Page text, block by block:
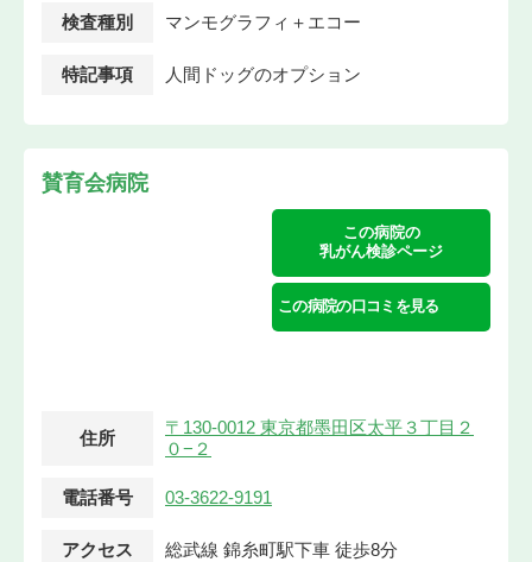
検査種別 マンモグラフィ＋エコー
特記事項 人間ドッグのオプション
賛育会病院
この病院の
乳がん検診ページ
この病院の口コミを見る
住所
〒130-0012 東京都墨田区太平３丁目２
０−２
電話番号 03-3622-9191
アクセス 総武線 錦糸町駅下車 徒歩8分